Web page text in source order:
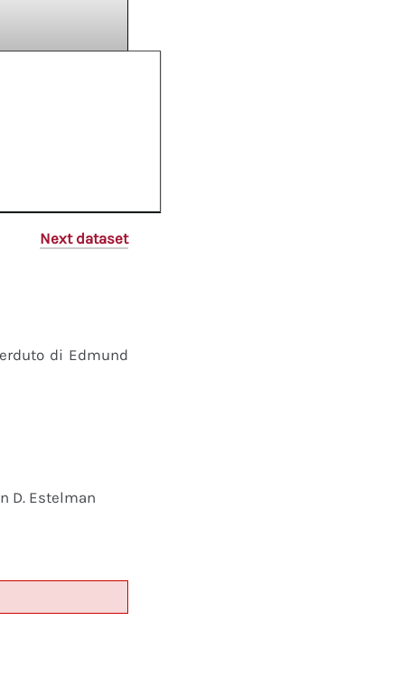
Next dataset
di Edmund
D. Estelman